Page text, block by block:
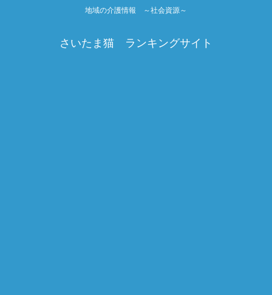
地域の介護情報 ～社会資源～
さいたま猫 ランキングサイト